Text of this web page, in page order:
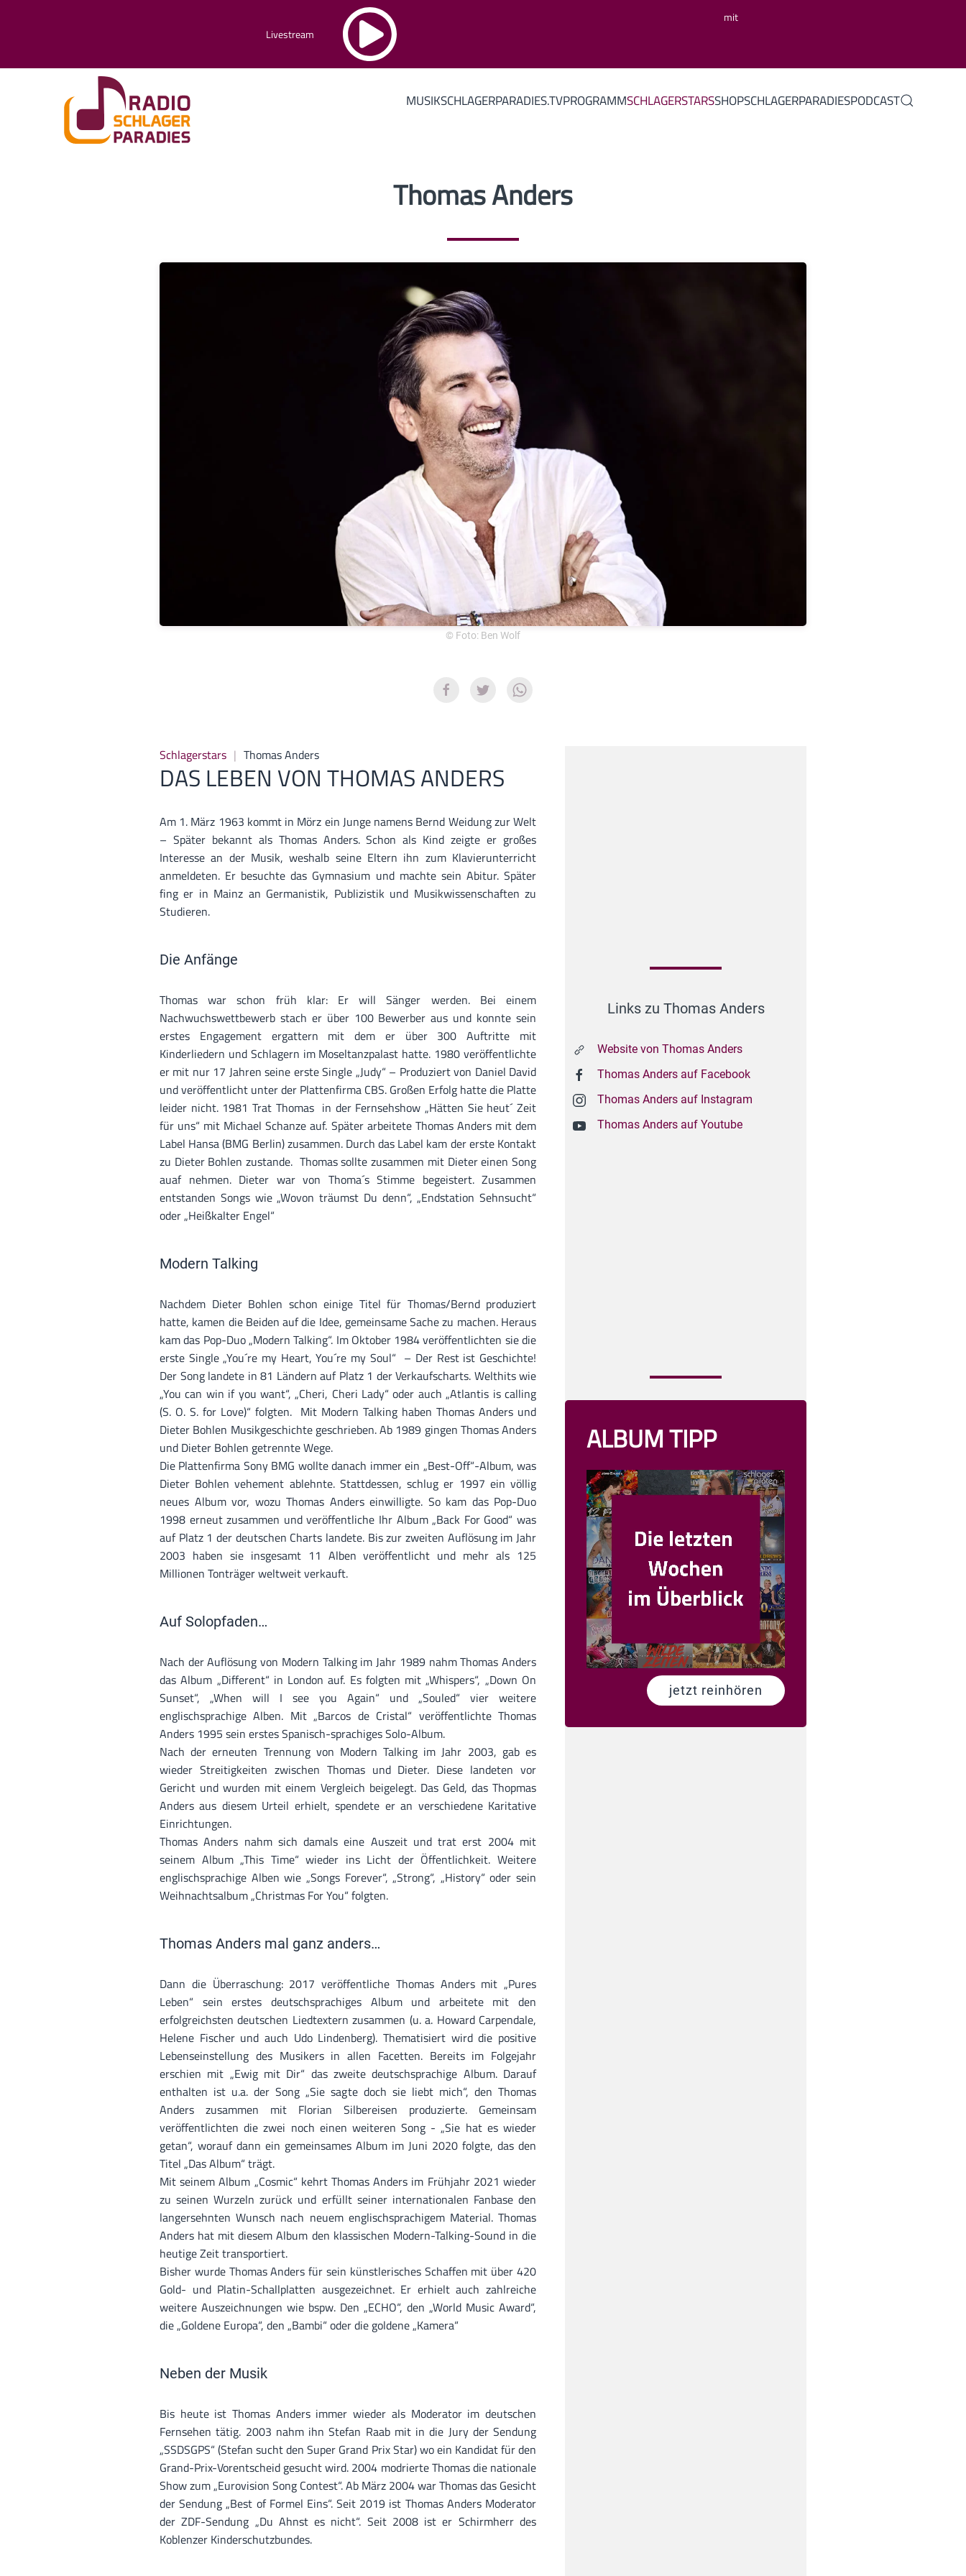
Livestream
mit
MUSIKSCHLAGERPARADIES.TVPROGRAMMSCHLAGERSTARSSHOPSCHLAGERPARADIESPODCAST
Thomas Anders
© Foto: Ben Wolf
Schlagerstars Thomas Anders
DAS LEBEN VON THOMAS ANDERS
Am 1. März 1963 kommt in Mörz ein Junge namens Bernd Weidung zur Welt
– Später bekannt als Thomas Anders. Schon als Kind zeigte er großes
Interesse an der Musik, weshalb seine Eltern ihn zum Klavierunterricht
anmeldeten. Er besuchte das Gymnasium und machte sein Abitur. Später
fing er in Mainz an Germanistik, Publizistik und Musikwissenschaften zu
Studieren.
Die Anfänge
Thomas war schon früh klar: Er will Sänger werden. Bei einem
Nachwuchswettbewerb stach er über 100 Bewerber aus und konnte sein
erstes Engagement ergattern mit dem er über 300 Auftritte mit
Kinderliedern und Schlagern im Moseltanzpalast hatte. 1980 veröffentlichte
er mit nur 17 Jahren seine erste Single „Judy“ – Produziert von Daniel David
und veröffentlicht unter der Plattenfirma CBS. Großen Erfolg hatte die Platte
leider nicht. 1981 Trat Thomas in der Fernsehshow „Hätten Sie heut´ Zeit
für uns“ mit Michael Schanze auf. Später arbeitete Thomas Anders mit dem
Label Hansa (BMG Berlin) zusammen. Durch das Label kam der erste Kontakt
zu Dieter Bohlen zustande. Thomas sollte zusammen mit Dieter einen Song
auaf nehmen. Dieter war von Thoma´s Stimme begeistert. Zusammen
entstanden Songs wie „Wovon träumst Du denn“, „Endstation Sehnsucht“
oder „Heißkalter Engel“
Modern Talking
Nachdem Dieter Bohlen schon einige Titel für Thomas/Bernd produziert
hatte, kamen die Beiden auf die Idee, gemeinsame Sache zu machen. Heraus
kam das Pop-Duo „Modern Talking“. Im Oktober 1984 veröffentlichten sie die
erste Single „You´re my Heart, You´re my Soul“ – Der Rest ist Geschichte!
Der Song landete in 81 Ländern auf Platz 1 der Verkaufscharts. Welthits wie
„You can win if you want“, „Cheri, Cheri Lady“ oder auch „Atlantis is calling
(S. O. S. for Love)“ folgten. Mit Modern Talking haben Thomas Anders und
Dieter Bohlen Musikgeschichte geschrieben. Ab 1989 gingen Thomas Anders
und Dieter Bohlen getrennte Wege.
Die Plattenfirma Sony BMG wollte danach immer ein „Best-Off“-Album, was
Dieter Bohlen vehement ablehnte. Stattdessen, schlug er 1997 ein völlig
neues Album vor, wozu Thomas Anders einwilligte. So kam das Pop-Duo
1998 erneut zusammen und veröffentliche Ihr Album „Back For Good“ was
auf Platz 1 der deutschen Charts landete. Bis zur zweiten Auflösung im Jahr
2003 haben sie insgesamt 11 Alben veröffentlicht und mehr als 125
Millionen Tonträger weltweit verkauft.
Auf Solopfaden…
Nach der Auflösung von Modern Talking im Jahr 1989 nahm Thomas Anders
das Album „Different“ in London auf. Es folgten mit „Whispers“, „Down On
Sunset“, „When will I see you Again“ und „Souled“ vier weitere
englischsprachige Alben. Mit „Barcos de Cristal“ veröffentlichte Thomas
Anders 1995 sein erstes Spanisch-sprachiges Solo-Album.
Nach der erneuten Trennung von Modern Talking im Jahr 2003, gab es
wieder Streitigkeiten zwischen Thomas und Dieter. Diese landeten vor
Gericht und wurden mit einem Vergleich beigelegt. Das Geld, das Thopmas
Anders aus diesem Urteil erhielt, spendete er an verschiedene Karitative
Einrichtungen.
Thomas Anders nahm sich damals eine Auszeit und trat erst 2004 mit
seinem Album „This Time“ wieder ins Licht der Öffentlichkeit. Weitere
englischsprachige Alben wie „Songs Forever“, „Strong“, „History“ oder sein
Weihnachtsalbum „Christmas For You“ folgten.
Thomas Anders mal ganz anders…
Dann die Überraschung: 2017 veröffentliche Thomas Anders mit „Pures
Leben“ sein erstes deutschsprachiges Album und arbeitete mit den
erfolgreichsten deutschen Liedtextern zusammen (u. a. Howard Carpendale,
Helene Fischer und auch Udo Lindenberg). Thematisiert wird die positive
Lebenseinstellung des Musikers in allen Facetten. Bereits im Folgejahr
erschien mit „Ewig mit Dir“ das zweite deutschsprachige Album. Darauf
enthalten ist u.a. der Song „Sie sagte doch sie liebt mich“, den Thomas
Anders zusammen mit Florian Silbereisen produzierte. Gemeinsam
veröffentlichten die zwei noch einen weiteren Song - „Sie hat es wieder
getan“, worauf dann ein gemeinsames Album im Juni 2020 folgte, das den
Titel „Das Album“ trägt.
Mit seinem Album „Cosmic“ kehrt Thomas Anders im Frühjahr 2021 wieder
zu seinen Wurzeln zurück und erfüllt seiner internationalen Fanbase den
langersehnten Wunsch nach neuem englischsprachigem Material. Thomas
Anders hat mit diesem Album den klassischen Modern-Talking-Sound in die
heutige Zeit transportiert.
Bisher wurde Thomas Anders für sein künstlerisches Schaffen mit über 420
Gold- und Platin-Schallplatten ausgezeichnet. Er erhielt auch zahlreiche
weitere Auszeichnungen wie bspw. Den „ECHO“, den „World Music Award“,
die „Goldene Europa“, den „Bambi“ oder die goldene „Kamera“
Neben der Musik
Bis heute ist Thomas Anders immer wieder als Moderator im deutschen
Fernsehen tätig. 2003 nahm ihn Stefan Raab mit in die Jury der Sendung
„SSDSGPS“ (Stefan sucht den Super Grand Prix Star) wo ein Kandidat für den
Grand-Prix-Vorentscheid gesucht wird. 2004 modrierte Thomas die nationale
Show zum „Eurovision Song Contest“. Ab März 2004 war Thomas das Gesicht
der Sendung „Best of Formel Eins“. Seit 2019 ist Thomas Anders Moderator
der ZDF-Sendung „Du Ahnst es nicht“. Seit 2008 ist er Schirmherr des
Koblenzer Kinderschutzbundes.
Links zu Thomas Anders
Website von Thomas Anders
Thomas Anders auf Facebook
Thomas Anders auf Instagram
Thomas Anders auf Youtube
ALBUM TIPP
jetzt reinhören